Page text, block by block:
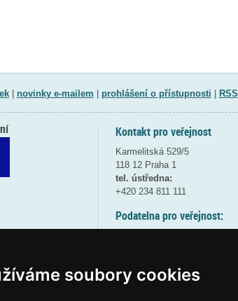
soubory cookies
| novinky e-mailem prohlášení o přístupnosti RSS
Kontakt pro veřejnost
Karmelitská 529/5
118 12 Praha 1
tel. ústředna:
+420 234 811 111
Podatelna pro veřejnost: